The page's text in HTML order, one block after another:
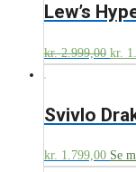
Lew’s
kr.2.999,00 kr.
Svivlo
kr. 1.799,00 Se